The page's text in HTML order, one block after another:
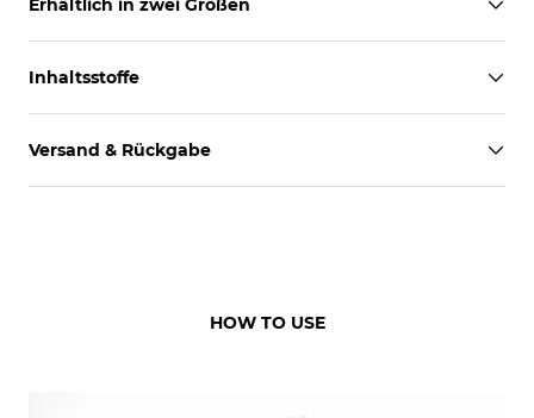
Erhältlich in zwei Größen
Inhaltsstoffe
Versand & Rückgabe
HOW TO USE